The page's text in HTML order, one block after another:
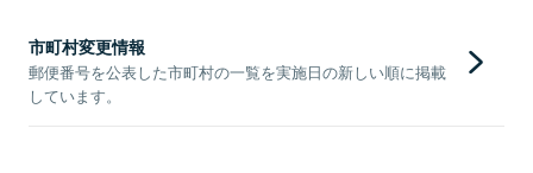
市町村変更情報
郵便番号を公表した市町村の一覧を実施日の新しい順に掲載
しています。